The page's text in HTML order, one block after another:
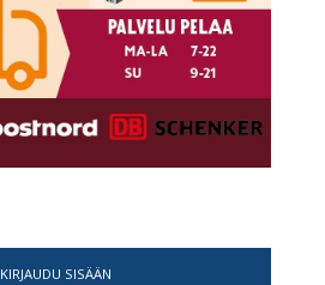
KIRJAUDU SISÄÄN